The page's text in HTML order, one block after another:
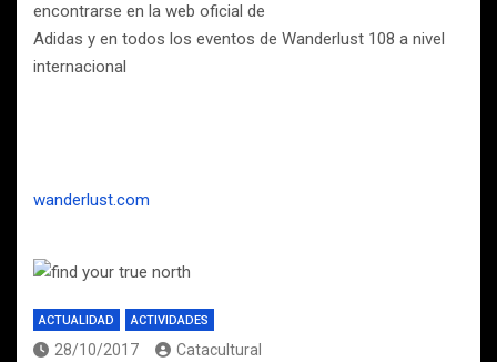
encontrarse en la web oficial de
Adidas y en todos los eventos de Wanderlust 108 a nivel
internacional
wanderlust.com
ACTUALIDAD ACTIVIDADES
28/10/2017 Catacultural